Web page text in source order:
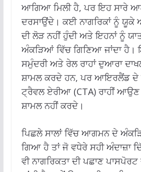
ਆਗਿਆ ਮਿਲੀ ਹੈ, ਪਰ ਇਹ ਸਾਰੇ
ਦਰਸਾਉਂਦੇ। ਕਈ ਨਾਗਰਿਕਾਂ ਨੂੰ
ਦੀ ਲੋੜ ਨਹੀਂ ਹੁੰਦੀ ਅਤੇ ਇਹਨਾਂ ਨੂੰ
ਅੰਕੜਿਆਂ ਵਿੱਚ ਗਿਣਿਆ ਜਾਂਦਾ
ਸਮੁੰਦਰੀ ਅਤੇ ਰੇਲ ਰਾਹਾਂ ਦੁਆਰਾ
ਸ਼ਾਮਲ ਕਰਦੇ ਹਨ, ਪਰ ਆਇਰਲੈਂਡ ਦੇ
ਟ੍ਰੈਵਲ ਏਰੀਆ (CTA) ਰਾਹੀਂ ਆਉਣ
ਸ਼ਾਮਲ ਨਹੀਂ ਕਰਦੇ।
ਪਿਛਲੇ ਸਾਲਾਂ ਵਿੱਚ ਆਗਮਨ ਦੇ
ਗਿਆ ਹੈ ਤਾਂ ਜੋ ਵਧੇਰੇ ਸਹੀ ਅੰਦਾਜ਼ਾ
ਵੀ ਨਾਗਰਿਕਤਾ ਦੀ ਪਛਾਣ